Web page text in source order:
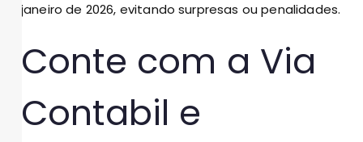
janeiro de 2026, evitando surpresas ou penalidades.
Conte com a Via
Contabil e